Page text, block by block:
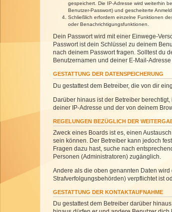
gespeichert. Die IP-Adresse wird weiterhin
Benutzer-Passwort) und gescheiterte
Schließlich erfordern einzelne Funktionen
oder Benachrichtigungsfunktionen.
Dein Passwort wird mit einer Einwege-
Passwort ist dein Schlüssel zu deinem
nach deinem Passwort fragen. Solltest du
Benutzernamen und deiner E-Mail-
GESTATTUNG DER DATENSPEICHERUNG
Du gestattest dem Betreiber, die von dir
Darüber hinaus ist der Betreiber
deiner IP-Adresse und der von deinem
REGELUNGEN BEZÜGLICH DER
Zweck eines Boards ist es, einen
sein können. Der Betreiber kann jedoch
Fragen dazu hast, suche nach
Personen (Administratoren) zugänglich.
Andere als die oben genannten Daten
Strafverfolgungsbehörden) verpflichtet ist
GESTATTUNG DER KONTAKTAUFNAHME
Du gestattest dem Betreiber darüber